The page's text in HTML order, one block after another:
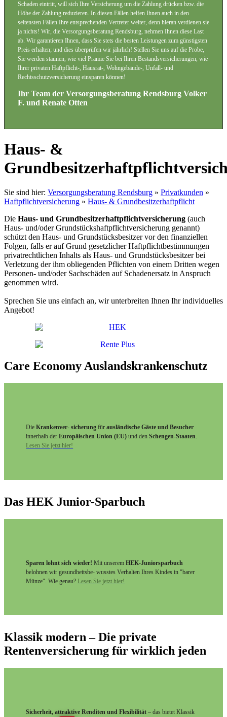
Schaden eintritt, will sich Ihre Versicherung um die Zahlung drücken bzw. die
Höhe der Zahlung reduzieren. In diesen Fällen helfen Ihnen auch in den
seltensten Fällen Ihre entsprechenden Vertreter weiter, denn hieran verdienen sie
ja nichts! Wir, die Versorgungsberatung Rendsburg, nehmen Ihnen diese Last
ab. Wir garantieren Ihnen, dass Sie stets die besten Leistungen zum günstigsten
Preis erhalten; und dies überprüfen wir jährlich! Stellen Sie uns auf die Probe,
Sie werden staunen, wie viel Prämie Sie bei Ihren Bestandsversicherungen, wie
Ihrer privaten Haftpflicht-, Hausrat-, Wohngebäude-, Unfall- und
Rechtsschutzversicherung einsparen können!
Ihr Team der Versorgungsberatung Rendsburg Volker
F. und Renate Otten
Haus- &
Sie sind hier: Versorgungsberatung Rendsburg » Privatkunden »
Haftpflichtversicherung » Haus- & Grundbesitzerhaftpflicht
Die Haus- und Grundbesitzerhaftpflichtversicherung (auch
Haus- und/oder Grundstückshaftpflichtversicherung genannt)
schützt den Haus- und Grundstücksbesitzer vor den finanziellen
Folgen, falls er auf Grund gesetzlicher Haftpflichtbestimmungen
privatrechtlichen Inhalts als Haus- und Grundstücksbesitzer bei
Verletzung der ihm obliegenden Pflichten von einem Dritten wegen
Personen- und/oder Sachschäden auf Schadenersatz in Anspruch
genommen wird.
Sprechen Sie uns einfach an, wir unterbreiten Ihnen Ihr individuelles
Angebot!
Care Economy Auslandskrankenschutz
DieKrankenver- sicherungfürausländische Gäste und Besucher
innerhalb derEuropäischen Union (EU) und denSchengen-Staaten.
Lesen Sie jetzt hier!
Das HEK Junior-Sparbuch
Sparen lohnt sich wieder!Mit unseremHEK-Juniorsparbuch
belohnen wir gesundheitsbe- wusstes Verhalten Ihres Kindes in "barer
Münze". Wie genau? Lesen Sie jetzt hier!
Klassik modern – Die private
Rentenversicherung für wirklich jeden
Sicherheit, attraktive Renditen und Flexibilität– das bietet Klassik